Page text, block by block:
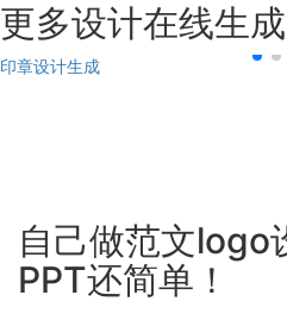
更多设计在线生
印章设计生成
自己做范文logo
PPT还简单！